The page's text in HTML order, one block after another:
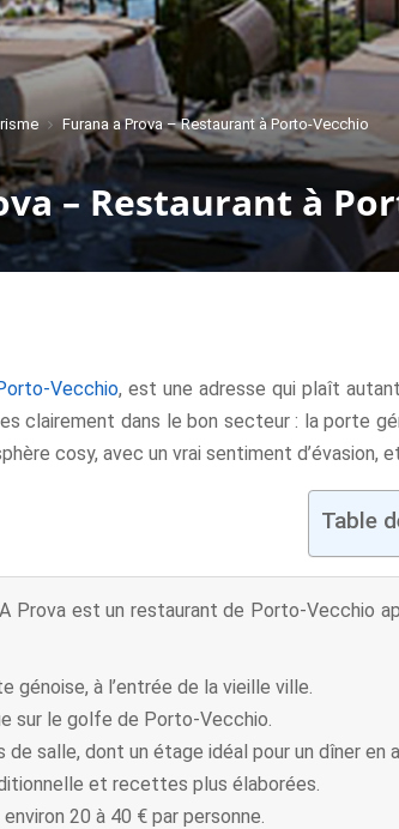
Furana a Prova – Restaurant à Porto-Vecchio
– Restaurant à
Vecchio, est une adresse qui plaît
clairement dans le bon secteur : la porte
cosy, avec un vrai sentiment
Table
Prova est un restaurant de Porto-Vecchio
génoise, à l’entrée de la vieille ville.
sur le golfe de Porto-Vecchio.
de salle, dont un étage idéal pour un dîner en
et recettes plus élaborées.
20 à 40 € par personne.